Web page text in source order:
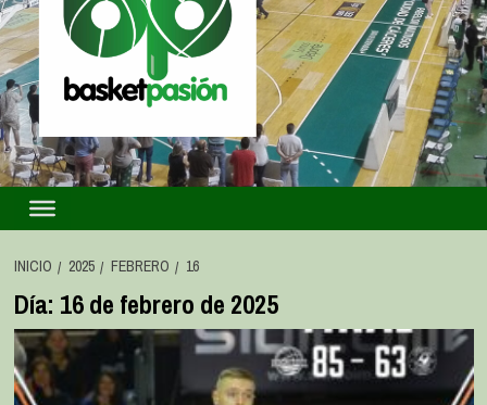
INICIO 2025 FEBRERO 16
Día: 16 de febrero de 2025